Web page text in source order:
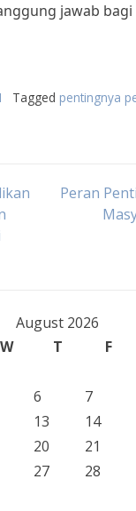
jawab bagi
Tagged pentingnya
Peran
August 2026
W T F
6 7
13 14
20 21
27 28